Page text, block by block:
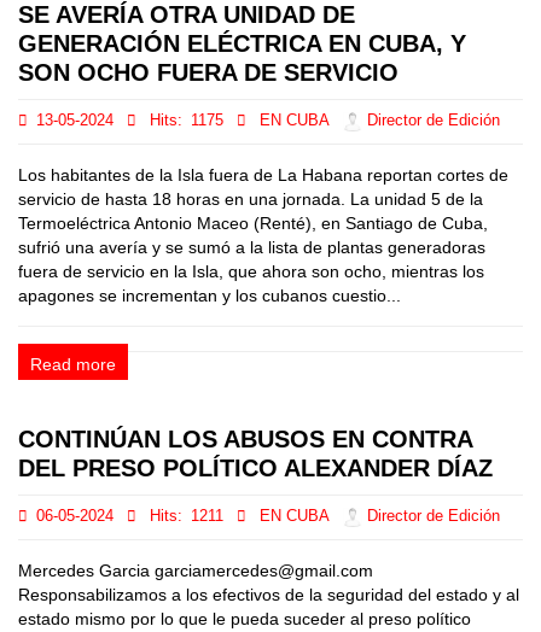
SE AVERÍA OTRA UNIDAD DE
GENERACIÓN ELÉCTRICA EN CUBA, Y
SON OCHO FUERA DE SERVICIO
13-05-2024 Hits: 1175 EN CUBA Director de Edición
Los habitantes de la Isla fuera de La Habana reportan cortes de
servicio de hasta 18 horas en una jornada. La unidad 5 de la
Termoeléctrica Antonio Maceo (Renté), en Santiago de Cuba,
sufrió una avería y se sumó a la lista de plantas generadoras
fuera de servicio en la Isla, que ahora son ocho, mientras los
apagones se incrementan y los cubanos cuestio...
Read more
CONTINÚAN LOS ABUSOS EN CONTRA
DEL PRESO POLÍTICO ALEXANDER DÍAZ
06-05-2024 Hits: 1211 EN CUBA Director de Edición
Mercedes Garcia garciamercedes@gmail.com
Responsabilizamos a los efectivos de la seguridad del estado y al
estado mismo por lo que le pueda suceder al preso político